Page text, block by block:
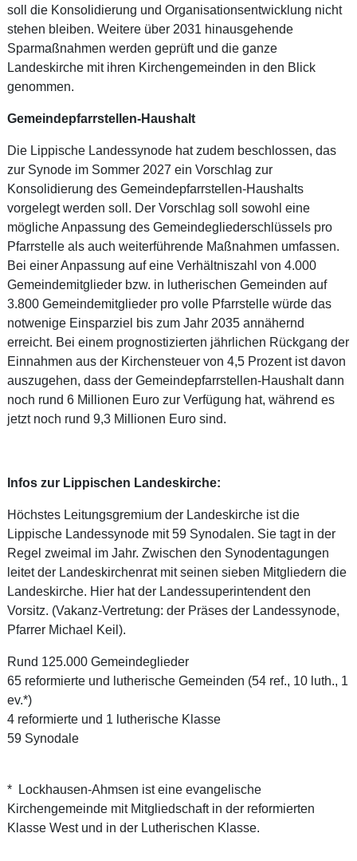
soll die Konsolidierung und Organisationsentwicklung nicht
stehen bleiben. Weitere über 2031 hinausgehende
Sparmaßnahmen werden geprüft und die ganze
Landeskirche mit ihren Kirchengemeinden in den Blick
genommen.
Gemeindepfarrstellen-Haushalt
Die Lippische Landessynode hat zudem beschlossen, das
zur Synode im Sommer 2027 ein Vorschlag zur
Konsolidierung des Gemeindepfarrstellen-Haushalts
vorgelegt werden soll. Der Vorschlag soll sowohl eine
mögliche Anpassung des Gemeindegliederschlüssels pro
Pfarrstelle als auch weiterführende Maßnahmen umfassen.
Bei einer Anpassung auf eine Verhältniszahl von 4.000
Gemeindemitglieder bzw. in lutherischen Gemeinden auf
3.800 Gemeindemitglieder pro volle Pfarrstelle würde das
notwenige Einsparziel bis zum Jahr 2035 annähernd
erreicht. Bei einem prognostizierten jährlichen Rückgang der
Einnahmen aus der Kirchensteuer von 4,5 Prozent ist davon
auszugehen, dass der Gemeindepfarrstellen-Haushalt dann
noch rund 6 Millionen Euro zur Verfügung hat, während es
jetzt noch rund 9,3 Millionen Euro sind.
Infos zur Lippischen Landeskirche:
Höchstes Leitungsgremium der Landeskirche ist die
Lippische Landessynode mit 59 Synodalen. Sie tagt in der
Regel zweimal im Jahr. Zwischen den Synodentagungen
leitet der Landeskirchenrat mit seinen sieben Mitgliedern die
Landeskirche. Hier hat der Landessuperintendent den
Vorsitz. (Vakanz-Vertretung: der Präses der Landessynode,
Pfarrer Michael Keil).
Rund 125.000 Gemeindeglieder
65 reformierte und lutherische Gemeinden (54 ref., 10 luth., 1
ev.*)
4 reformierte und 1 lutherische Klasse
59 Synodale
* Lockhausen-Ahmsen ist eine evangelische
Kirchengemeinde mit Mitgliedschaft in der reformierten
Klasse West und in der Lutherischen Klasse.